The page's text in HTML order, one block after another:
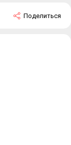
Поделиться